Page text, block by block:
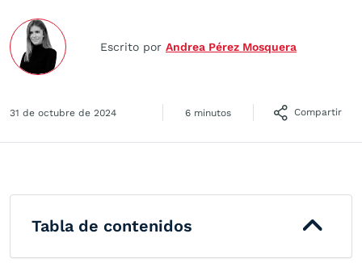
Escrito por Andrea Pérez Mosquera
31 de octubre de 2024 6 minutos Compartir
Tabla de contenidos